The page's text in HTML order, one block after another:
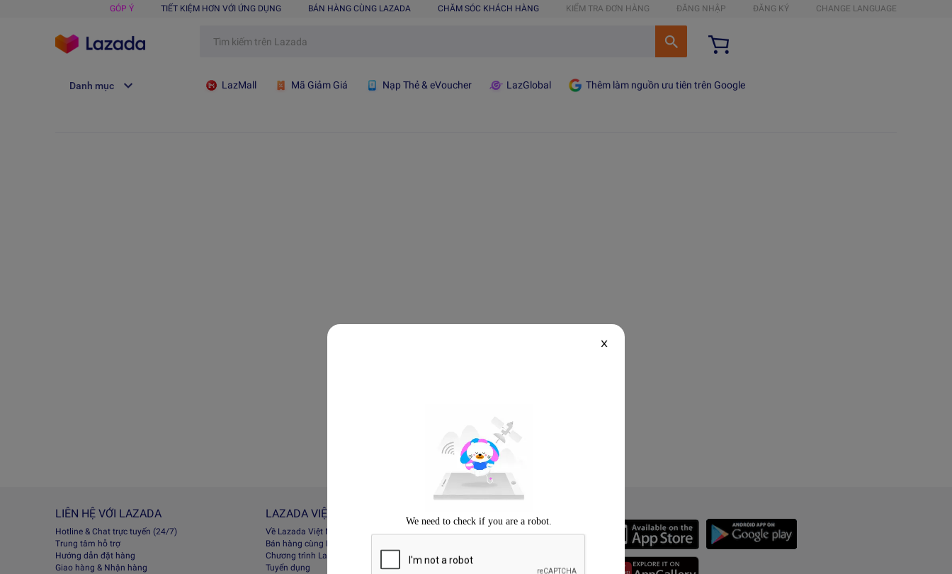
GÓP Ý TIẾT KIỆM HƠN VỚI ỨNG DỤNG BÁN HÀNG CÙNG LAZADA CHĂM SÓC KHÁCH HÀNG KIỂM TRA ĐƠN HÀNG ĐĂNG NHẬP ĐĂNG KÝ CHANGE LANGUAGE
Danh mục LazMall Mã Giảm Giá Nạp Thẻ & eVoucher LazGlobal Thêm làm nguồn ưu tiên trên Google
LIÊN HỆ VỚI LAZADA
Hotline & Chat trực tuyến (24/7)
Trung tâm hỗ trợ
Hướng dẫn đặt hàng
Giao hàng & Nhận hàng
LAZADA VIỆT NAM
Về Lazada Việt Nam
Bán hàng cùng Lazada
Chương trình Lazada Afﬁliate
Tuyển dụng
Always Better
Tải App Lazada
X